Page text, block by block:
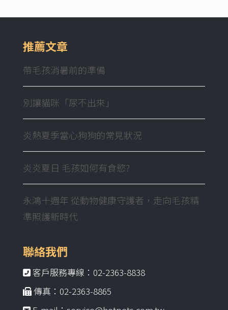
推薦文章
帶毛孩消暑前的準備
別讓貓咪「尿不出來」
炎熱夏季當心狗狗的常見狀況
炎炎夏日 毛孩如何有食慾?
永鴻十週年 從動物健康守護者，走向毛孩精
準照護新時代
聯絡我們
客戶服務專線：02-2363-8838
傳真：02-2363-8865